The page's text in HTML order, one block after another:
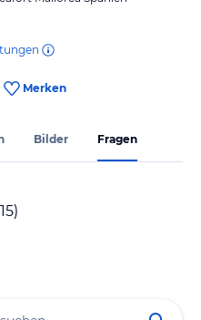
Merken
Bilder Fragen
)